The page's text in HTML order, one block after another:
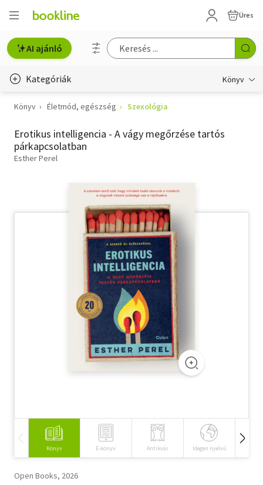
Üres
AI ajánló
Kategóriák Könyv
Életmód, egészség
Erotika
Gyermek- és ifjúsági
Hobbi, szabadidő
Tankönyv, segédkönyv
Társadalomtudomány
Természettudomány
Könyv Életmód, egészség Szexológia
Erotikus intelligencia - A vágy megőrzése tartós
párkapcsolatban
Esther Perel
Könyv E-könyv Antikvár Idegen nyelvű
Open Books, 2026